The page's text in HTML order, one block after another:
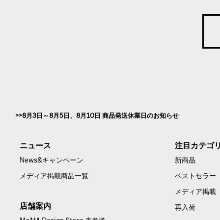
8月3日～8月5日、8月10日 商品発送休業日のお知らせ
ニュース
News&キャンペーン
メディア掲載商品一覧
店舗案内
注目カテゴ
新商品
ベストセラー
メディア掲載
再入荷